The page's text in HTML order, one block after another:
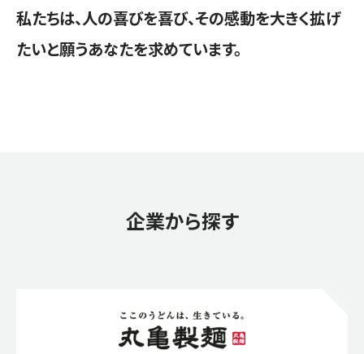
私たちは、人の喜びを喜び、その感動を大きく拡げ
たいと願うあなたを求めています。
企業から探す